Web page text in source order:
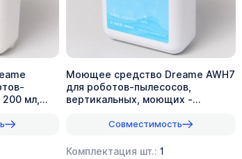
мл,
Моющее средство Dreame AWH7
для роботов-пылесосов,
вертикальных, моющих -
Совместимость
Комплектация шт.: 1